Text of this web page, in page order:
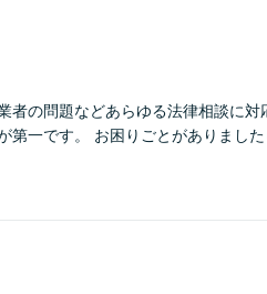
者の問題などあらゆる法律相談に
第一です。 お困りごとがありまし